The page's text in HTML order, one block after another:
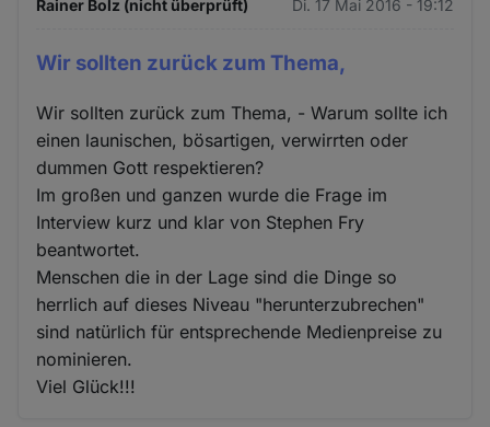
Rainer Bolz (nicht überprüft) Di. 17 Mai 2016 - 19:12
Wir sollten zurück zum Thema,
Wir sollten zurück zum Thema, - Warum sollte ich
einen launischen, bösartigen, verwirrten oder
dummen Gott respektieren?
Im großen und ganzen wurde die Frage im
Interview kurz und klar von Stephen Fry
beantwortet.
Menschen die in der Lage sind die Dinge so
herrlich auf dieses Niveau "herunterzubrechen"
sind natürlich für entsprechende Medienpreise zu
nominieren.
Viel Glück!!!